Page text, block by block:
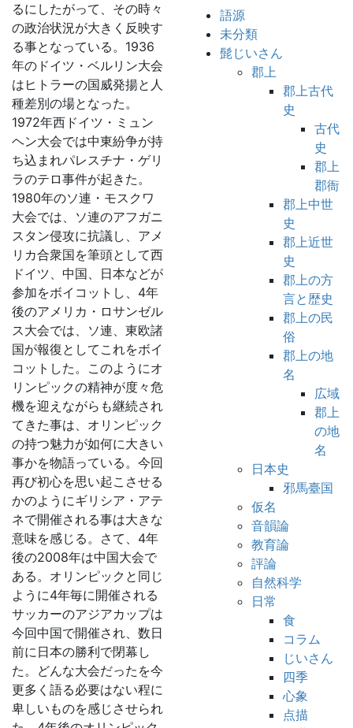
るにしたがって、その時々
の政治状況が大きく反映す
る事となっている。1936
年のドイツ・ベルリン大会
はヒトラーの国威発揚と人
種差別の場となった。
1972年西ドイツ・ミュン
ヘン大会では中東紛争が持
ち込まれパレスチナ・ゲリ
ラのテロ事件が起きた。
1980年のソ連・モスクワ
大会では、ソ連のアフガニ
スタン侵攻に抗議し、アメ
リカ合衆国を筆頭として西
ドイツ、中国、日本などが
参加をボイコットし、4年
後のアメリカ・ロサンゼル
ス大会では、ソ連、東欧諸
国が報復としてこれをボイ
コットした。このようにオ
リンピックの精神が度々危
機を迎えながらも継続され
てきた事は、オリンピック
の持つ魅力が如何に大きい
事かを物語っている。今回
再び初心を思い起こさせる
かのようにギリシア・アテ
ネで開催される事は大きな
意味を感じる。さて、4年
後の2008年は中国大会で
ある。オリンピックと同じ
ように4年毎に開催される
サッカーのアジアカップは
今回中国で開催され、数日
前に日本の勝利で閉幕し
た。どんな大会だったを今
更多く語る必要はない程に
卑しいものを感じさせられ
語源
未分類
髭じいさん
郡上
郡上古代
史
古代
史
郡上
郡衙
郡上中世
史
郡上近世
史
郡上の方
言と歴史
郡上の民
俗
郡上の地
名
広域
郡上
の地
名
日本史
邪馬臺国
仮名
音韻論
教育論
評論
自然科学
日常
食
コラム
じいさん
四季
心象
点描